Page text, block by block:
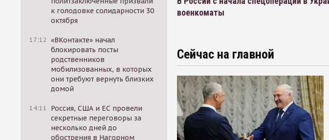
к голодовке солидарности 30
октября
17:12 «ВКонтакте» начал
блокировать посты
родственников
мобилизованных, в которых
они требуют вернуть близких
домой
14:11
Россия, США и ЕС провели
секретные переговоры за
несколько дней до
обострения в Нагорном
военкоматы
Сейчас на главной